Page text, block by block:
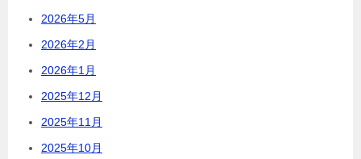
2026年5月
2026年2月
2026年1月
2025年12月
2025年11月
2025年10月